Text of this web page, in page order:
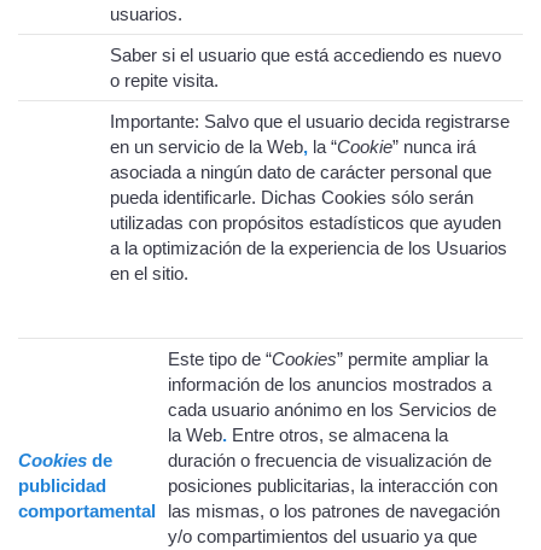
usuarios.
Saber si el usuario que está accediendo es nuevo
o repite visita.
Importante: Salvo que el usuario decida registrarse
en un servicio de la Web, la “Cookie” nunca irá
asociada a ningún dato de carácter personal que
pueda identificarle. Dichas Cookies sólo serán
utilizadas con propósitos estadísticos que ayuden
a la optimización de la experiencia de los Usuarios
en el sitio.
Cookies de
publicidad
comportamental
Este tipo de “Cookies” permite ampliar la
información de los anuncios mostrados a
cada usuario anónimo en los Servicios de
la Web. Entre otros, se almacena la
duración o frecuencia de visualización de
posiciones publicitarias, la interacción con
las mismas, o los patrones de navegación
y/o compartimientos del usuario ya que